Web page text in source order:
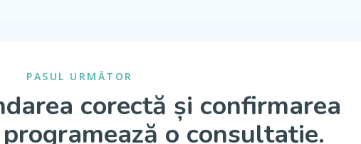
PASUL URMĂTOR
corectă și confirmarea
o consultație.